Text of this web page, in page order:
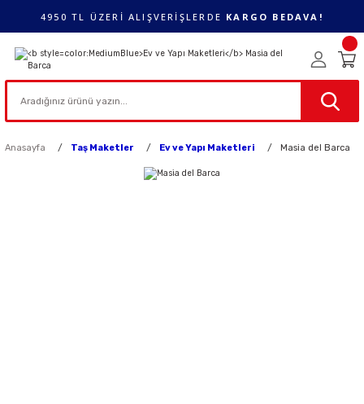
4950 TL ÜZERİ ALIŞVERİŞLERDE KARGO BEDAVA!
Anasayfa Taş Maketler Ev ve Yapı Maketleri Masia del Barca